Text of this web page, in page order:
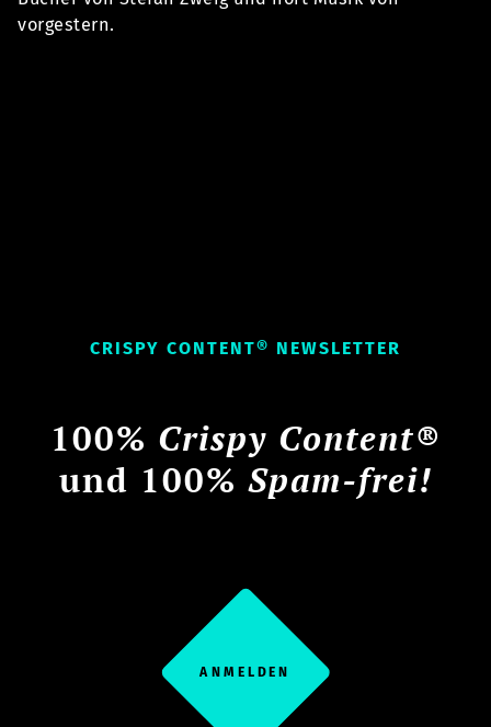
vorgestern.
CRISPY CONTENT® NEWSLETTER
100% Crispy Content®
und 100% Spam-frei!
ANMELDEN